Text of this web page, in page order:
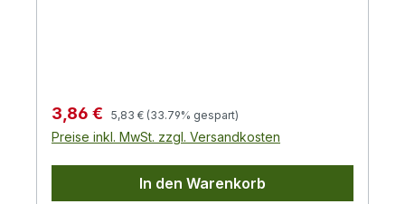
Verkaufspreis:
3,86 € Regulärer Preis:
5,83 € (33.79% gespart)
Preise inkl. MwSt. zzgl. Versandkosten
In den Warenkorb